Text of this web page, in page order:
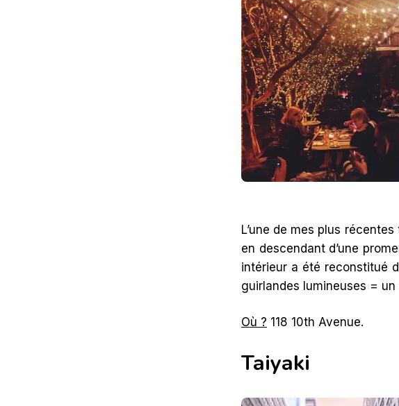
L’une de mes plus
en descendant d’une
intérieur a été reconstitué
guirlandes lumineuses =
Où ? 118 10th Avenue.
Taiyaki